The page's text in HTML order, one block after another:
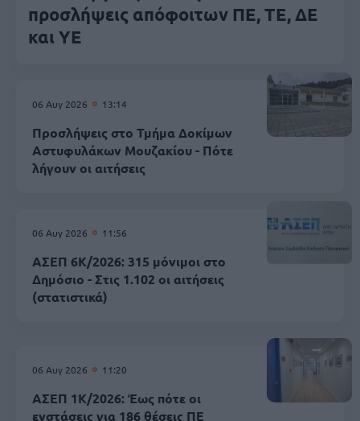
προσλήψεις απόφοιτων ΠΕ, ΤΕ, ΔΕ
και ΥΕ
06 Αυγ 2026 13:14
Προσλήψεις στο Τμήμα Δοκίμων
Αστυφυλάκων Mουζακίου - Πότε
λήγουν οι αιτήσεις
06 Αυγ 2026 11:56
ΑΣΕΠ 6Κ/2026: 315 μόνιμοι στο
Δημόσιο - Στις 1.102 οι αιτήσεις
(στατιστικά)
06 Αυγ 2026 11:20
ΑΣΕΠ 1Κ/2026: Έως πότε οι
ενστάσεις για 186 θέσεις ΠΕ